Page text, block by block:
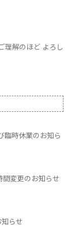
理解のほど よろし
臨時休業のお知ら
間変更のお知らせ
らせ